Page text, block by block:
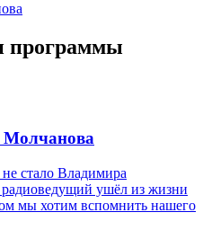
программы
стало Владимира
ушёл из жизни
мы хотим вспомнить нашего